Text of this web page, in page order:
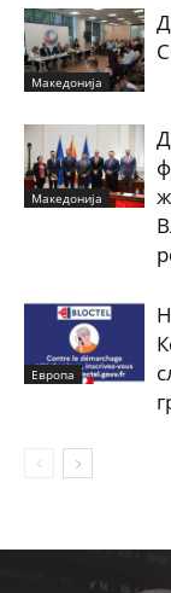
Македонија
Македонија
Европа